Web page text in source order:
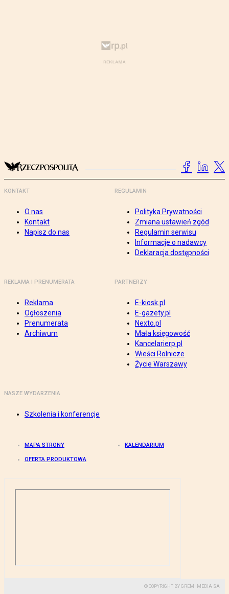
KONTAKT
O nas
Kontakt
Napisz do nas
REGULAMIN
Polityka Prywatności
Zmiana ustawień zgód
Regulamin serwisu
Informacje o nadawcy
Deklaracja dostępności
REKLAMA I PRENUMERATA
Reklama
Ogłoszenia
Prenumerata
Archiwum
PARTNERZY
E-kiosk.pl
E-gazety.pl
Nexto.pl
Mała księgowość
Kancelarierp.pl
Wieści Rolnicze
Życie Warszawy
NASZE WYDARZENIA
Szkolenia i konferencje
MAPA STRONY KALENDARIUM
OFERTA PRODUKTOWA
© COPYRIGHT BY GREMI MEDIA SA